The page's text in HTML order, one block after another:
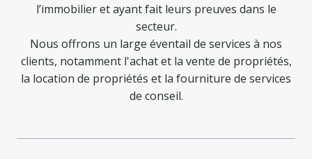
l’immobilier et ayant fait leurs preuves dans le
secteur.
Nous offrons un large éventail de services à nos
clients, notamment l'achat et la vente de propriétés,
la location de propriétés et la fourniture de services
de conseil.